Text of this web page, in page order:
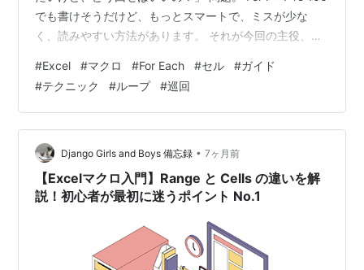
でも書けそうだけど、もっとスマートで、ミスが少な
く、読みやすい方法があります。 それが今回の主役、
は、「指定した範囲の要素を、先頭から順番に1つずつ処
理する」ための構文です。 基本形 For Each 変数 In 対象
処理Next Excelマクロでは特に セル 行 列 シート ブック
を回すのに圧倒的によく使われます。 …
#Excel #マクロ #For Each #セル #ガイド
#テクニック #ループ #巡回
Django Girls and Boys 備忘録 • 7ヶ月前
【Excelマクロ入門】Range と Cells の違いを解
説！初心者が最初に迷うポイント No.1